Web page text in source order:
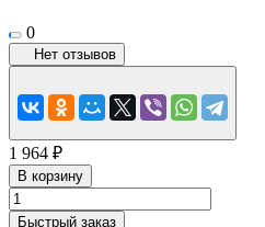
0
Нет отзывов
1 964 ₽
В корзину
Быстрый заказ